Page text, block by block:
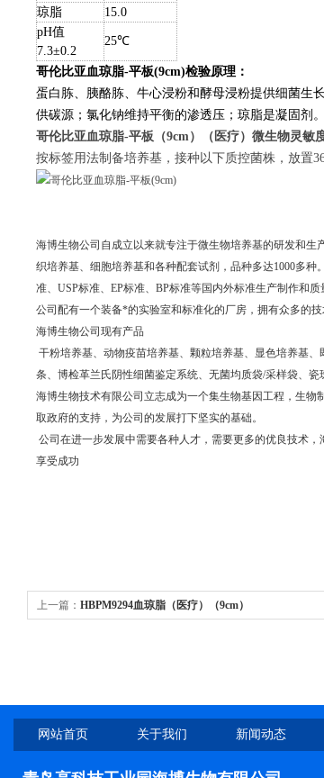
琼脂
15.0
pH值
7.3±0.2
25℃
哥伦比亚血琼脂-平板(9cm)检验原理：
蛋白胨、胰酪胨、牛心浸粉和酵母浸粉提供细菌生
供碳源；氯化钠维持平衡的渗透压；琼脂是凝固剂。
哥伦比亚血琼脂-平板（9cm）（医疗）微生物灵敏
按标签用法制备培养基，接种以下质控菌株，放置
海博生物公司自成立以来就专注于微生物培养基的研发和
织培养基、细胞培养基和各种配套试剂，品种多达1000多
准、USP标准、EP标准、BP标准等国内外标准生产制作和质
公司配有一个装备*的实验室和标准化的厂房，拥有众多的
海博生物公司现有产品
干粉培养基、动物疫苗培养基、颗粒培养基、显色培养基
条、博检革兰氏阴性细菌鉴定系统、无菌均质袋/采样袋、瓷
海博生物技术有限公司立志成为一个集生物基因工程，生
取政府的支持，为公司的发展打下坚实的基础。
公司在进一步发展中需要各种人才，需要更多的优良技术
享受成功
上一篇： HBPM9294血琼脂（医疗）（9cm）
网站首页 关于我们 新闻动态